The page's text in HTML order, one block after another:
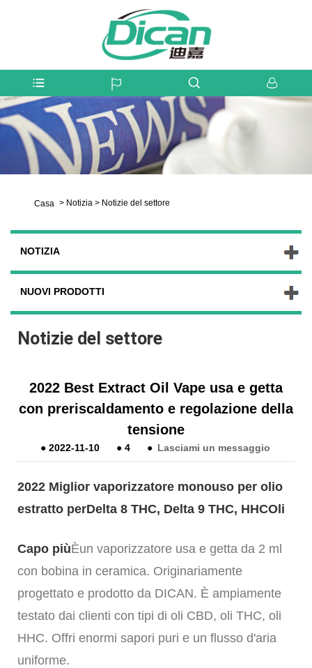
Casa > Notizia > Notizie del settore
NOTIZIA
NUOVI PRODOTTI
Notizie del settore
2022 Best Extract Oil Vape usa e getta
con preriscaldamento e regolazione della
tensione
● 2022-11-10 ● 4 ● Lasciami un messaggio
2022 Miglior vaporizzatore monouso per olio
estratto perDelta 8 THC, Delta 9 THC, HHCOli
Capo piùÈun vaporizzatore usa e getta da 2 ml
con bobina in ceramica. Originariamente
progettato e prodotto da DICAN. È ampiamente
testato dai clienti con tipi di oli CBD, oli THC, oli
HHC. Offri enormi sapori puri e un flusso d'aria
uniforme.